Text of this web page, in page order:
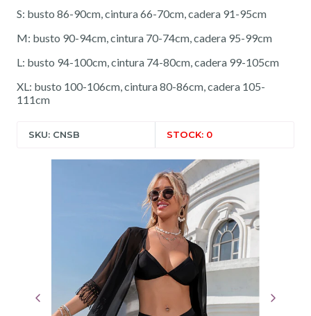
S: busto 86-90cm, cintura 66-70cm, cadera 91-95cm
M: busto 90-94cm, cintura 70-74cm, cadera 95-99cm
L: busto 94-100cm, cintura 74-80cm, cadera 99-105cm
XL: busto 100-106cm, cintura 80-86cm, cadera 105-
111cm
SKU: CNSB STOCK: 0